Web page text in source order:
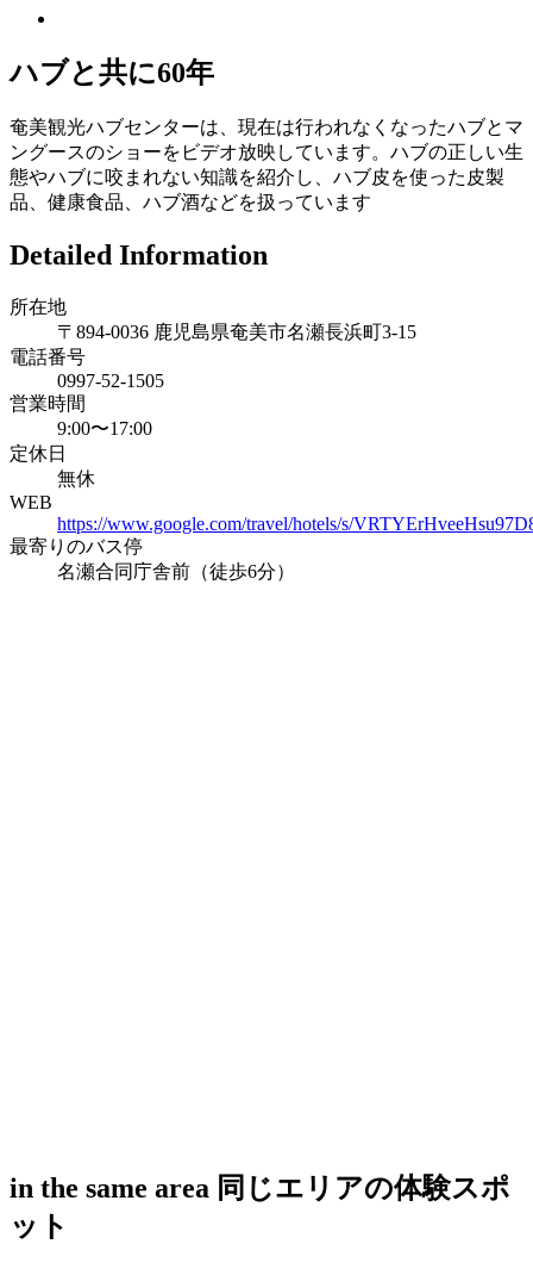
ハブと共に60年
奄美観光ハブセンターは、現在は行われなくなったハブとマ
ングースのショーをビデオ放映しています。ハブの正しい生
態やハブに咬まれない知識を紹介し、ハブ皮を使った皮製
品、健康食品、ハブ酒などを扱っています
Detailed Information
所在地
〒894-0036 鹿児島県奄美市名瀬長浜町3-15
電話番号
0997-52-1505
営業時間
9:00〜17:00
定休日
無休
WEB
https://www.google.com/travel/hotels/s/
最寄りのバス停
名瀬合同庁舎前（徒歩6分）
in the same area 同じエリアの体験スポ
ット